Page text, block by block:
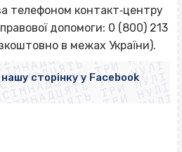
телефоном контакт‐центру
допомоги: 0 (800) 213
в межах України).
ТРИ НУЛІ
ТРИ НУЛІ
ТРИ НУЛІ
ТРИ НУЛІ
ТРИ НУЛІ
ТРИ НУЛІ
ТРИ НУЛІ
ТРИ НУЛІ
сторінку у Facebook